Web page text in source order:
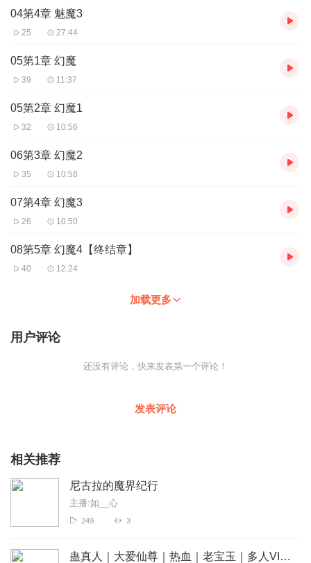
04第4章 魅魔3
25 27:44
05第1章 幻魔
39 11:37
05第2章 幻魔1
32 10:56
06第3章 幻魔2
35 10:58
07第4章 幻魔3
26 10:50
08第5章 幻魔4【终结章】
40 12:24
加载更多
用户评论
还没有评论，快来发表第一个评论！
发表评论
相关推荐
尼古拉的魔界纪行
主播:如__心
249 3
蛊真人｜大爱仙尊｜热血｜老宝玉｜多人VIP免费有声剧